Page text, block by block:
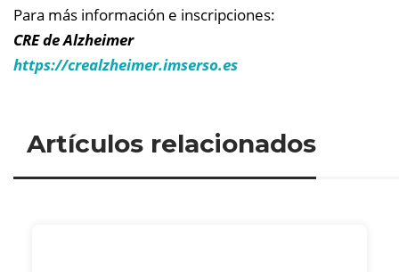
Para más información e inscripciones:
CRE de Alzheimer
https://crealzheimer.imserso.es
Artículos relacionados